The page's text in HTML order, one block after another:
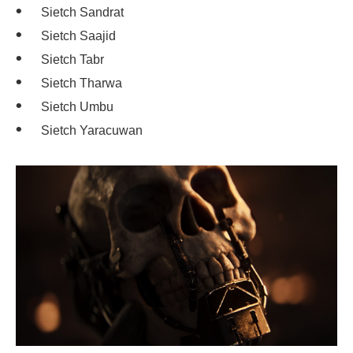
Sietch Sandrat
Sietch Saajid
Sietch Tabr
Sietch Tharwa
Sietch Umbu
Sietch Yaracuwan